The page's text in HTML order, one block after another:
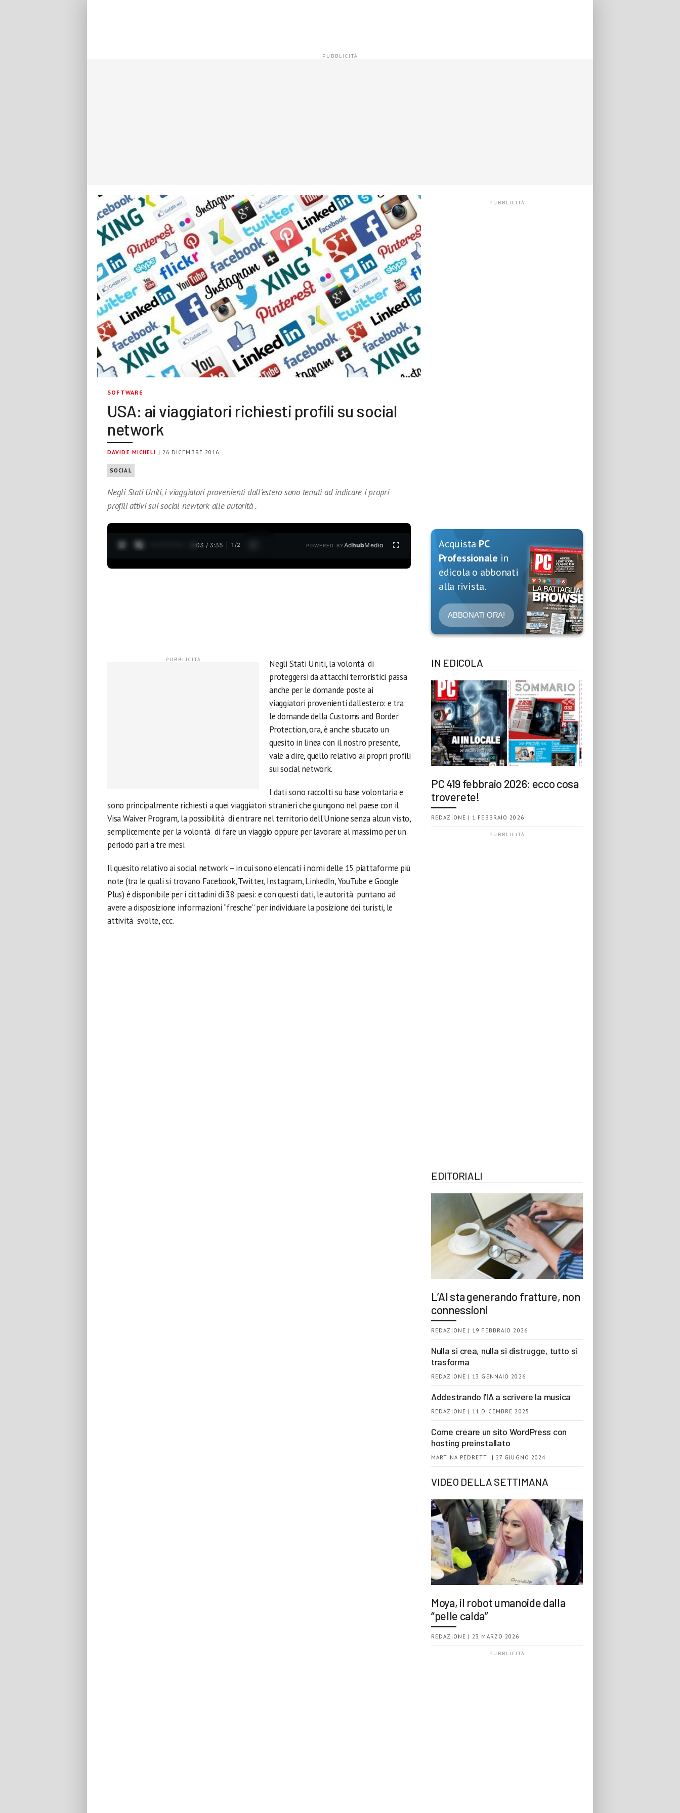
SOFTWARE
USA: ai viaggiatori richiesti profili su social
network
DAVIDE MICHELI | 26 DICEMBRE 2016
SOCIAL
Negli Stati Uniti, i viaggiatori provenienti dall’estero sono tenuti ad indicare i propri
profili attivi sui social newtork alle autorità .
0:04 / 3:35 1 /2 POWERED BYAdhubMedia
Negli Stati Uniti, la volontà di
proteggersi da attacchi terroristici passa
anche per le domande poste ai
viaggiatori provenienti dall’estero: e tra
le domande della Customs and Border
Protection, ora, è anche sbucato un
quesito in linea con il nostro presente,
vale a dire, quello relativo ai propri profili
sui social network.
I dati sono raccolti su base volontaria e
sono principalmente richiesti a quei viaggiatori stranieri che giungono nel paese con il
Visa Waiver Program, la possibilità di entrare nel territorio dell’Unione senza alcun visto,
semplicemente per la volontà di fare un viaggio oppure per lavorare al massimo per un
periodo pari a tre mesi.
Il quesito relativo ai social network – in cui sono elencati i nomi delle 15 piattaforme più
note (tra le quali si trovano Facebook, Twitter, Instagram, LinkedIn, YouTube e Google
Plus) è disponibile per i cittadini di 38 paesi: e con questi dati, le autorità puntano ad
avere a disposizione informazioni “fresche” per individuare la posizione dei turisti, le
attività svolte, ecc.
Acquista PC
Professionale in
edicola o abbonati
alla rivista.
ABBONATI ORA!
IN EDICOLA
PC 419 febbraio 2026: ecco cosa
troverete!
REDAZIONE | 1 FEBBRAIO 2026
EDITORIALI
L’AI sta generando fratture, non
connessioni
REDAZIONE | 19 FEBBRAIO 2026
Nulla si crea, nulla si distrugge, tutto si
trasforma
REDAZIONE | 13 GENNAIO 2026
Addestrando l’IA a scrivere la musica
REDAZIONE | 11 DICEMBRE 2025
Come creare un sito WordPress con
hosting preinstallato
MARTINA PEDRETTI | 27 GIUGNO 2024
VIDEO DELLA SETTIMANA
Moya, il robot umanoide dalla
“pelle calda”
REDAZIONE | 23 MARZO 2026